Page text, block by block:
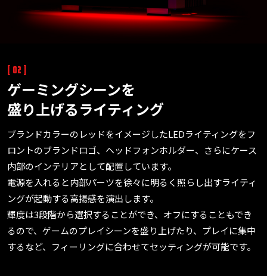
[ 02 ]
ゲーミングシーンを
盛り上げるライティング
ブランドカラーのレッドをイメージしたLEDライティングをフ
ロントのブランドロゴ、ヘッドフォンホルダー、さらにケース
内部のインテリアとして配置しています。
電源を入れると内部パーツを徐々に明るく照らし出すライティ
ングが起動する高揚感を演出します。
輝度は3段階から選択することができ、オフにすることもでき
るので、ゲームのプレイシーンを盛り上げたり、プレイに集中
するなど、フィーリングに合わせてセッティングが可能です。